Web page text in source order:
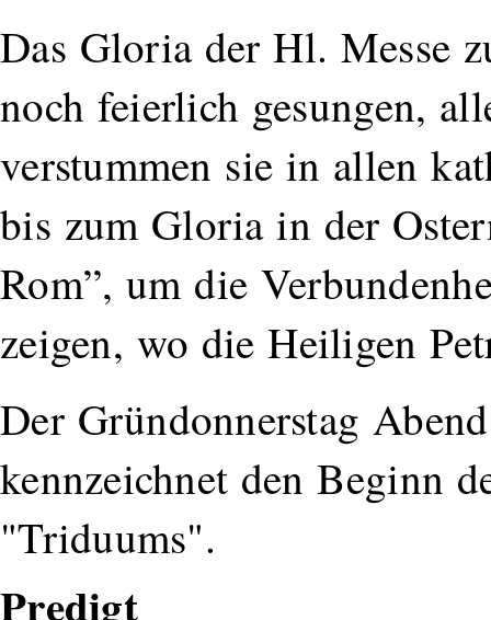
Das Gloria der Hl. Messe
noch feierlich gesungen,
verstummen sie in allen
bis zum Gloria in der
Rom”, um die
zeigen, wo die Heiligen
Der Gründonnerstag
kennzeichnet den Beginn
"Triduums".
Predigt